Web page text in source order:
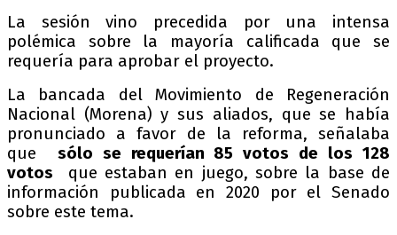
La sesión vino precedida por una intensa
polémica sobre la mayoría calificada que se
requería para aprobar el proyecto.
La bancada del Movimiento de Regeneración
Nacional (Morena) y sus aliados, que se había
pronunciado a favor de la reforma, señalaba
que sólo se requerían 85 votos de los 128
votos que estaban en juego, sobre la base de
información publicada en 2020 por el Senado
sobre este tema.